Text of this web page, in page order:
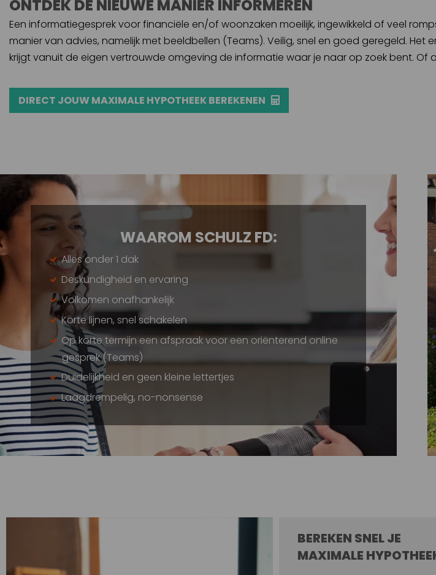
ONTDEK DE NIEUWE MANIER INFORMEREN
Een informatiegesprek voor financiële en/of woonzaken moeilijk, ingewikkeld of veel
manier van advies, namelijk met beeldbellen (Teams). Veilig, snel en goed geregeld.
krijgt vanuit de eigen vertrouwde omgeving de informatie waar je naar op zoek bent. Of
DIRECT JOUW MAXIMALE HYPOTHEEK BEREKENEN
WAAROM SCHULZ FD:
Alles onder 1 dak
Deskundigheid en ervaring
Volkomen onafhankelijk
Korte lijnen, snel schakelen
Op korte termijn een afspraak voor een oriënterend online
gesprek (Teams)
Duidelijkheid en geen kleine lettertjes
Laagdrempelig, no-nonsense
BEREKEN SNEL JE
MAXIMALE